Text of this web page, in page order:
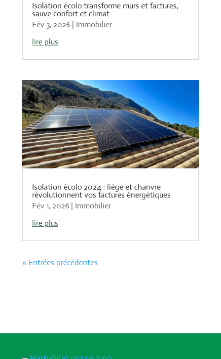
Isolation écolo transforme murs et factures,
sauve confort et climat
Fév 3, 2026| Immobilier
lire plus
Isolation écolo 2024 : liège et chanvre
révolutionnent vos factures énergétiques
Fév 1, 2026| Immobilier
lire plus
« Entrées précédentes